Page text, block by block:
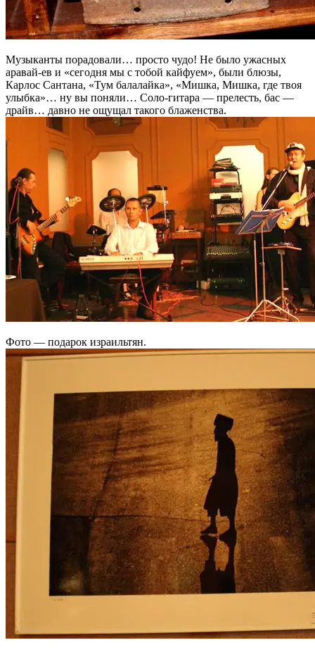
Музыканты порадовали… просто чудо! Не было ужасных
аравай-ев и «сегодня мы с тобой кайфуем», были блюзы,
Карлос Сантана, «Тум балалайка», «Мишка, Мишка, где твоя
улыбка»… ну вы поняли… Соло-гитара — прелесть, бас —
драйв… давно не ощущал такого блаженства.
Фото — подарок израильтян.